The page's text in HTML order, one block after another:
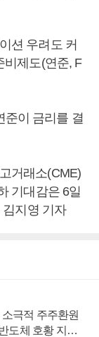
션 우려도 커
비제도(연준, F
준이 금리를 결
거래소(CME)
기대감은 6일
지영 기자
극적 주주환원
도체 호황 지속